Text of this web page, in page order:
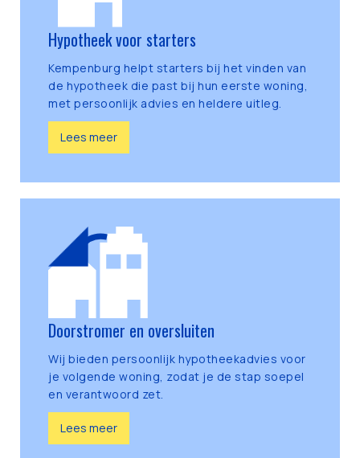
Hypotheek voor starters
Kempenburg helpt starters bij het vinden van
de hypotheek die past bij hun eerste woning,
met persoonlijk advies en heldere uitleg.
Lees meer
Doorstromer en oversluiten
Wij bieden persoonlijk hypotheekadvies voor
je volgende woning, zodat je de stap soepel
en verantwoord zet.
Lees meer